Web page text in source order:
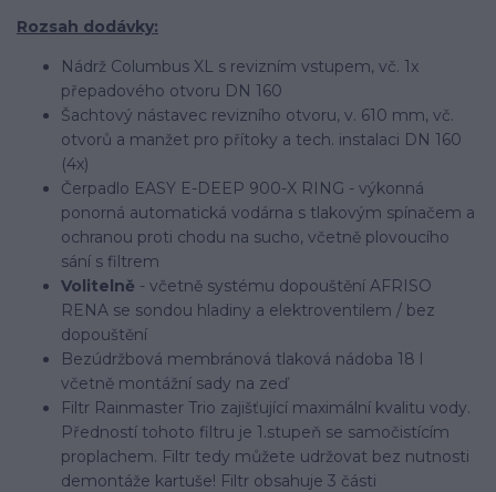
Rozsah dodávky:
Nádrž Columbus XL s revizním vstupem, vč. 1x
přepadového otvoru DN 160
Šachtový nástavec revizního otvoru, v. 610 mm, vč.
otvorů a manžet pro přítoky a tech. instalaci DN 160
(4x)
Čerpadlo EASY E-DEEP 900-X RING - výkonná
ponorná automatická vodárna s tlakovým spínačem a
ochranou proti chodu na sucho, včetně plovoucího
sání s filtrem
Volitelně - včetně systému dopouštění AFRISO
RENA se sondou hladiny a elektroventilem / bez
dopouštění
Bezúdržbová membránová tlaková nádoba 18 l
včetně montážní sady na zeď
Filtr Rainmaster Trio zajišťující maximální kvalitu vody.
Předností tohoto filtru je 1.stupeň se samočistícím
proplachem. Filtr tedy můžete udržovat bez nutnosti
demontáže kartuše! Filtr obsahuje 3 části